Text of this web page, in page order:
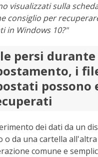
visualizzati sulla
consiglio per
in Windows 10?"
persi
i
possono
dei dati da un
o da una cartella all'altra
comune e